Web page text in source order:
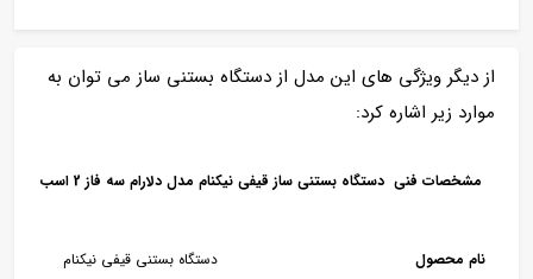
از دیگر ویژگی های این مدل از دستگاه بستنی ساز می توان به
موارد زیر اشاره کرد:
مشخصات فنی دستگاه بستنی ساز قیفی نیکنام مدل دلارام سه فاز 2 اسب
نام محصول دستگاه بستنی قیفی نیکنام